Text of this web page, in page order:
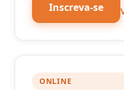
Inscreva-se
ONLINE